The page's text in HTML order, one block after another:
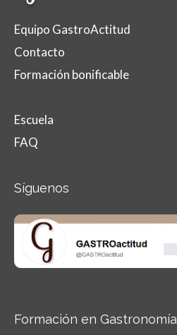
Equipo GastroActitud
Contacto
Formación bonificable
Escuela
FAQ
Síguenos
Formación en Gastronomía